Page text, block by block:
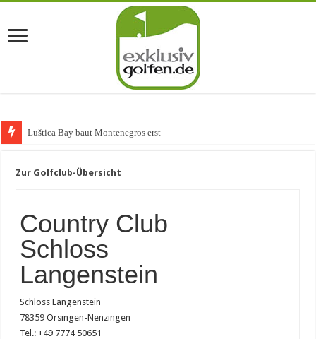
Luštica Bay baut Montenegros erste Golf-Comm
Zur Golfclub-Übersicht
Country Club
Schloss
Langenstein
Schloss Langenstein
78359 Orsingen-Nenzingen
Tel.: +49 7774 50651